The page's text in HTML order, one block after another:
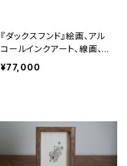
『ダックスフンド』絵画、アル
コールインクアート、線画、
アート
¥77,000